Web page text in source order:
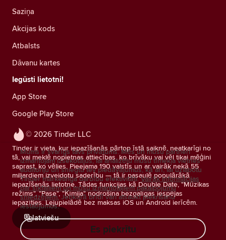
© 2026 Tinder LLC
Tinder ir vieta, kur iepazīšanās pārtop īstā saiknē, neatkarīgi no
tā, vai meklē nopietnas attiecības, ko brīvāku vai vēl tikai mēģini
saprast, ko vēlies. Pieejama 190 valstīs un ar vairāk nekā 55
miljardiem izveidotu saderību — tā ir pasaulē populārākā
iepazīšanās lietotne. Tādas funkcijas kā Double Date, "Mūzikas
režīms", "Pase", "Ķīmija" nodrošina bezgalīgas iespējas
iepazīties. Lejupielādē bez maksas iOS un Android ierīcēm.
latviešu
Saziņa
Akcijas kods
Atbalsts
Dāvanu kartes
Iegūsti lietotni!
App Store
Google Play Store
Mums ir svarīgs tavs privātums. Mēs un mūsu partneri
izmantojam izsekotājus, lai analizētu mūsu tīmekļa vietnes
auditoriju un sniegtu tev piedāvājumus, kā arī, lai uzlabotu
Tinder mārketinga darbību efektivitāti. Vairāk informācijas
par sīkfailiem un mūsu izmantotajiem pakalpojumu
sniedzējiem. Jebkurā brīdī vari atsaukt piekrišanu
iestatījumos.
Es piekrītu